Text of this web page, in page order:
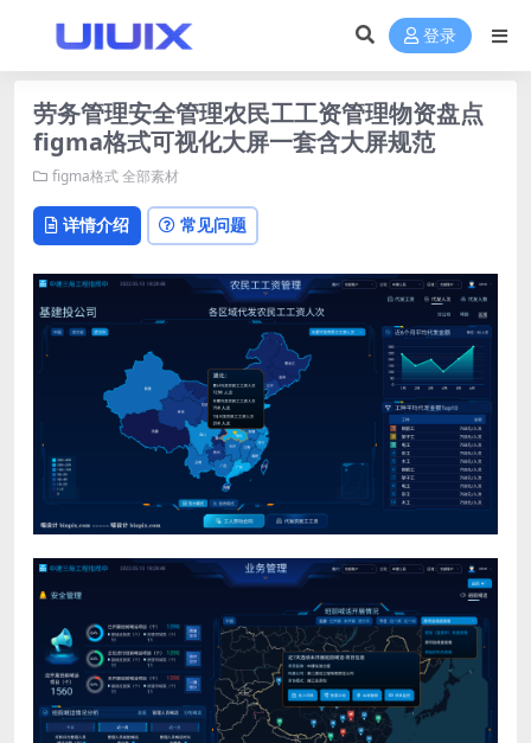
登录
劳务管理安全管理农民工工资管理物资盘点
figma格式可视化大屏一套含大屏规范
figma格式全部素材
详情介绍 常见问题